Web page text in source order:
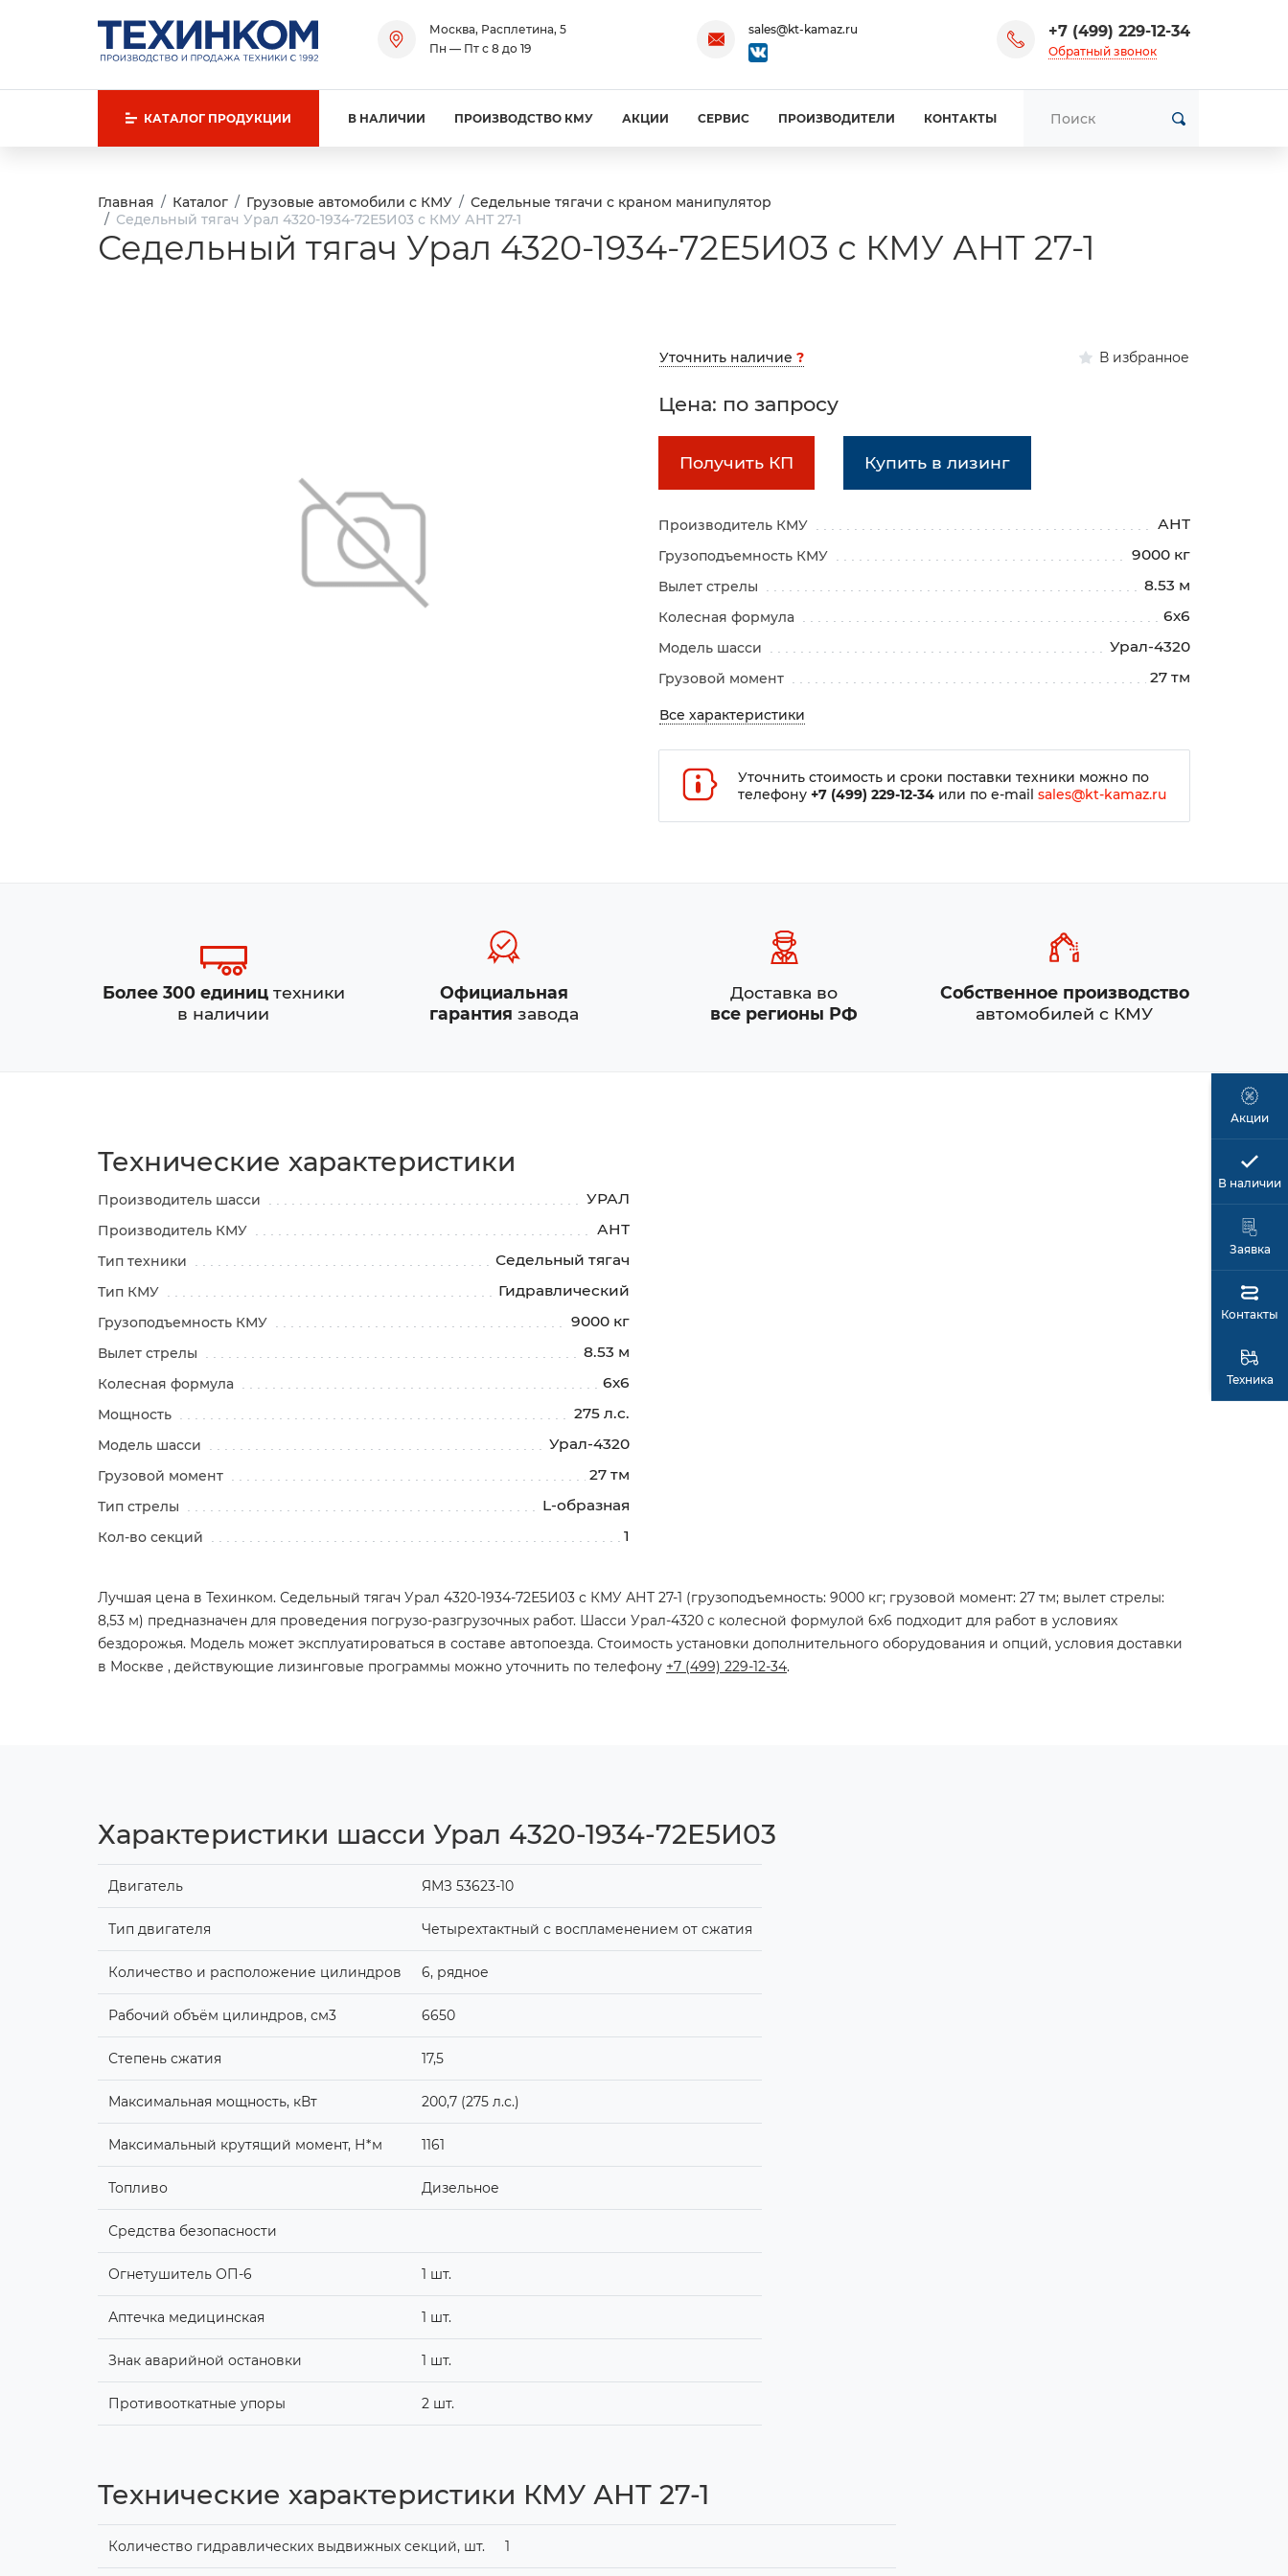
Москва, Расплетина, 5
Пн — Пт с 8 до 19
sales@kt-kamaz.ru +7 (499) 229-12-34
Обратный звонок
КАТАЛОГ ПРОДУКЦИИ В НАЛИЧИИ ПРОИЗВОДСТВО КМУ АКЦИИ СЕРВИС ПРОИЗВОДИТЕЛИ КОНТАКТЫ
Главная Каталог Грузовые автомобили с КМУ
Седельные тягачи с краном манипулятор
Седельный тягач Урал 4320-1934-72Е5И03 с КМУ АНТ 27-1
Седельный тягач Урал 4320-1934-72Е5И03 с КМУ АНТ 27-1
Уточнить наличие ? В избранное
Цена: по запросу
Получить КП Купить в лизинг
Производитель КМУ АНТ
Грузоподъемность КМУ 9000 кг
Вылет стрелы 8.53 м
Колесная формула 6х6
Модель шасси Урал-4320
Грузовой момент 27 тм
Все характеристики
Уточнить стоимость и сроки поставки техники можно по
телефону +7 (499) 229-12-34или по e-mail sales@kt-kamaz.ru
Более 300 едиництехники
в наличии
Официальная
гарантия завода
Доставка во
все регионы РФ
Собственное производство
автомобилей с КМУ
Технические характеристики
Производитель шасси УРАЛ
Производитель КМУ АНТ
Тип техники Седельный тягач
Тип КМУ Гидравлический
Грузоподъемность КМУ 9000 кг
Вылет стрелы 8.53 м
Колесная формула 6х6
Мощность 275 л.с.
Модель шасси Урал-4320
Грузовой момент 27 тм
Тип стрелы L-образная
Кол-во секций 1
Лучшая цена в Техинком. Седельный тягач Урал 4320-1934-72Е5И03 с КМУ АНТ 27-1 (грузоподъемность: 9000 кг; грузовой момент: 27 тм; вылет стрелы:
8,53 м) предназначен для проведения погрузо-разгрузочных работ. Шасси Урал-4320 с колесной формулой 6х6 подходит для работ в условиях
бездорожья. Модель может эксплуатироваться в составе автопоезда. Стоимость установки дополнительного оборудования и опций, условия доставки
в Москве , действующие лизинговые программы можно уточнить по телефону +7 (499) 229-12-34.
Характеристики шасси Урал 4320-1934-72Е5И03
Двигатель ЯМЗ 53623-10
Тип двигателя Четырехтактный с воспламенением от сжатия
Количество и расположение цилиндров 6, рядное
Рабочий объём цилиндров, см3 6650
Степень сжатия 17,5
Максимальная мощность, кВт 200,7 (275 л.с.)
Максимальный крутящий момент, Н*м 1161
Топливо Дизельное
Средства безопасности
Огнетушитель ОП-6 1 шт.
Аптечка медицинская 1 шт.
Знак аварийной остановки 1 шт.
Противооткатные упоры 2 шт.
Технические характеристики КМУ АНТ 27-1
Количество гидравлических выдвижных секций, шт. 1
Акции
В наличии
Заявка
Техника
Контакты